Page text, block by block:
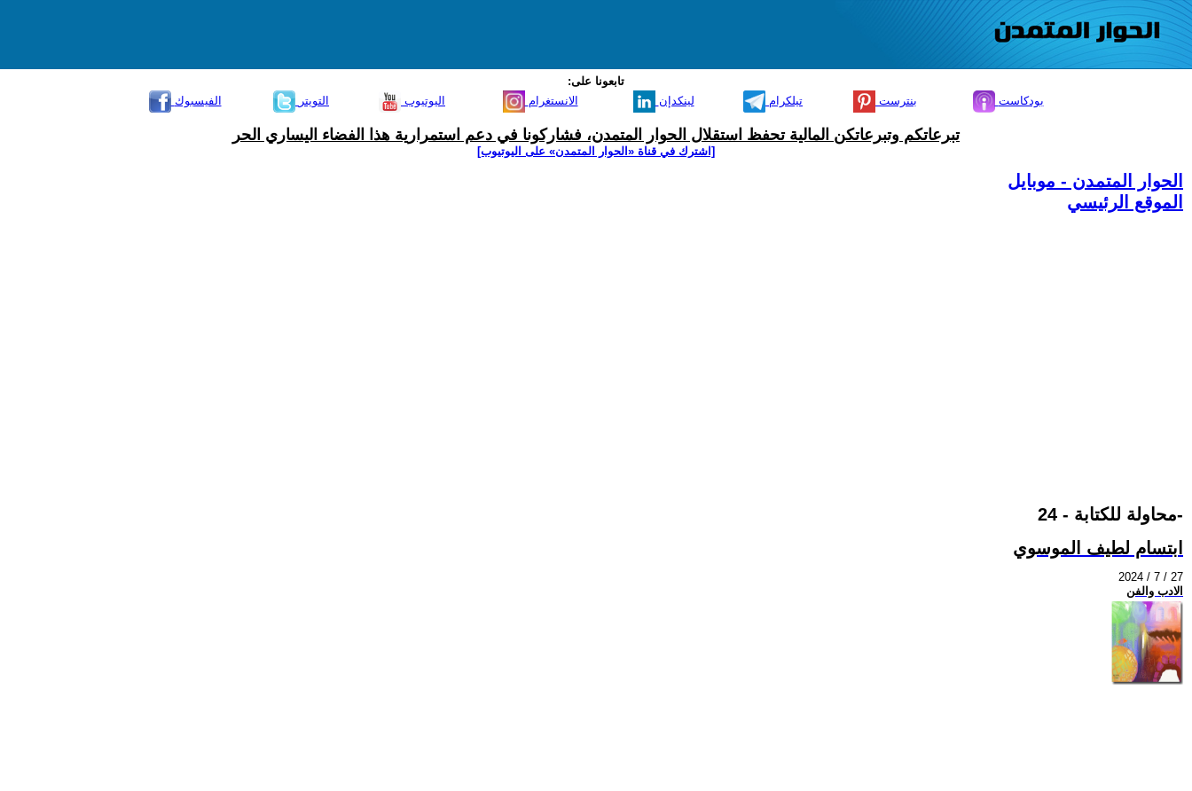
تابعونا على:
الفيسبوك
التويتر اليوتيوب الانستغرام لينكدإن تيلكرام بنترست بودكاست
تبرعاتكم وتبرعاتكن المالية تحفظ استقلال الحوار المتمدن، فشاركونا في دعم استمرارية هذا الفضاء اليساري الحر
[اشترك في قناة ‫«الحوار المتمدن» على اليوتيوب]
الحوار المتمدن - موبايل
الموقع الرئيسي
محاولة للكتابة - 24-
ابتسام لطيف الموسوي
2024 / 7 / 27
الادب والفن